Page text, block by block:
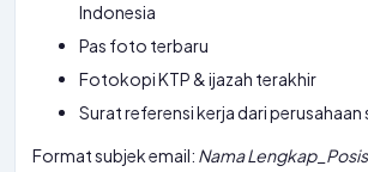
Indonesia
Pas foto terbaru
Fotokopi KTP & ijazah terakhir
Surat referensi kerja dari perusahaan
Format subjek email: Nama